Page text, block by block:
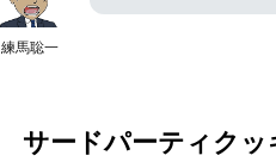
練馬聡一
サードパーティクッ